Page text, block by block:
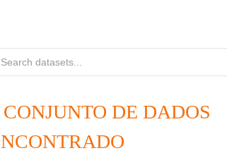
CONJUNTO DE DADOS